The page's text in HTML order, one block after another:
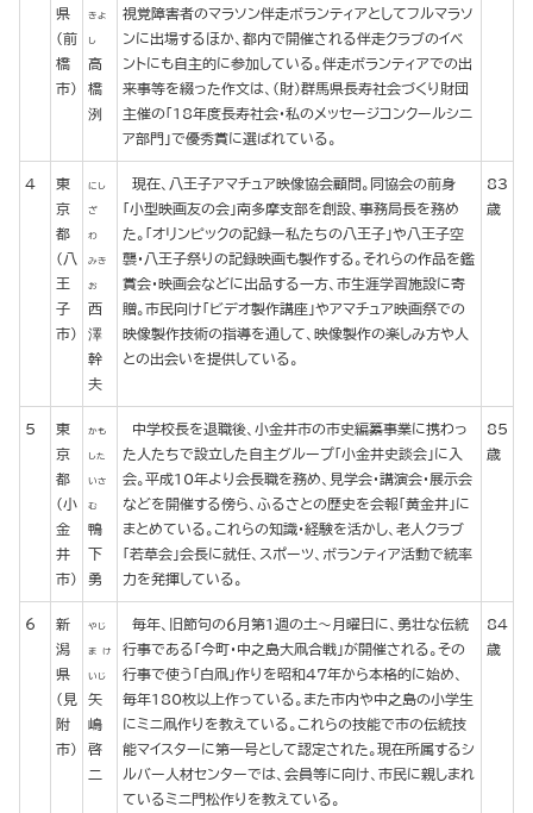
県
(前
橋
市)
きよ
し
高
橋
洌
視覚障害者のマラソン伴走ボランティアとしてフルマラソ
ンに出場するほか、都内で開催される伴走クラブのイベ
ントにも自主的に参加している。伴走ボランティアでの出
来事等を綴った作文は、(財)群馬県長寿社会づくり財団
主催の「18年度長寿社会・私のメッセージコンクールシニ
ア部門」で優秀賞に選ばれている。
4
東
京
都
(八
王
子
市)
にし
ざ
わ
みき
お
西
澤
幹
夫
現在、八王子アマチュア映像協会顧問。同協会の前身
「小型映画友の会」南多摩支部を創設、事務局長を務め
た。「オリンピックの記録ー私たちの八王子」や八王子空
襲・八王子祭りの記録映画も製作する。それらの作品を鑑
賞会・映画会などに出品する一方、市生涯学習施設に寄
贈。市民向け「ビデオ製作講座」やアマチュア映画祭での
映像製作技術の指導を通して、映像製作の楽しみ方や人
との出会いを提供している。
83
歳
5
東
京
都
(小
金
井
市)
かも
した
いさ
む
鴨
下
勇
中学校長を退職後、小金井市の市史編纂事業に携わっ
た人たちで設立した自主グループ「小金井史談会」に入
会。平成10年より会長職を務め、見学会・講演会・展示会
などを開催する傍ら、ふるさとの歴史を会報「黄金井」に
まとめている。これらの知識・経験を活かし、老人クラブ
「若草会」会長に就任、スポーツ、ボランティア活動で統率
力を発揮している。
85
歳
6
新
潟
県
(見
附
市)
やじ
ま け
いじ
矢
嶋
啓
二
毎年、旧節句の６月第1週の土～月曜日に、勇壮な伝統
行事である「今町・中之島大凧合戦」が開催される。その
行事で使う「白凧」作りを昭和47年から本格的に始め、
毎年180枚以上作っている。また市内や中之島の小学生
にミニ凧作りを教えている。これらの技能で市の伝統技
能マイスターに第一号として認定された。現在所属するシ
ルバー人材センターでは、会員等に向け、市民に親しまれ
ているミニ門松作りを教えている。
84
歳